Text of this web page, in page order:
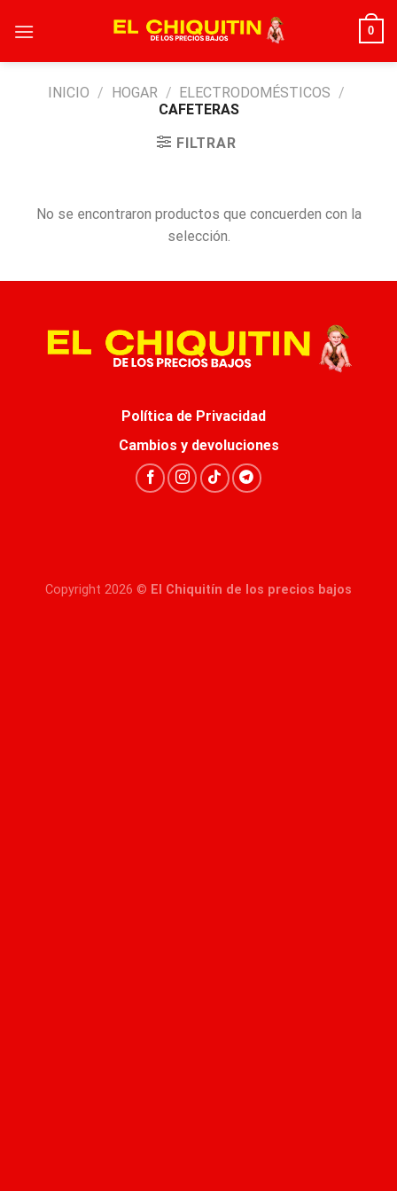
0
INICIO / HOGAR / ELECTRODOMÉSTICOS /
CAFETERAS
FILTRAR
No se encontraron productos que concuerden con la
selección.
Política de Privacidad
Cambios y devoluciones
Copyright 2026 © El Chiquitín de los precios bajos